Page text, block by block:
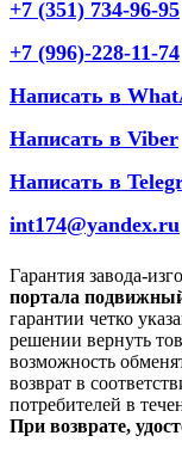
+7 (351) 734-96-95
+7 (996)-228-11-74
Написать в
Написать в Viber
Написать в
int174@yandex.ru
Гарантия завода-
портала
гарантии четко
решении вернуть
возможность
возврат в
потребителей в
При возврате,